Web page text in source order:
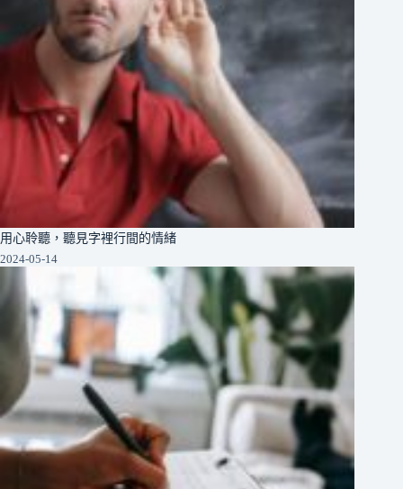
用心聆聽，聽見字裡行間的情緒
2024-05-14